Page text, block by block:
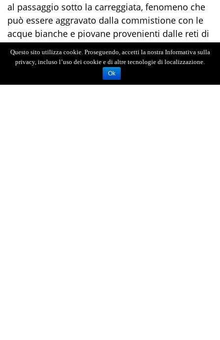
al passaggio sotto la carreggiata, fenomeno che
può essere aggravato dalla commistione con le
acque bianche e piovane provenienti dalle reti di
raccolta delle vie limitrofe.
Questo sito utilizza cookie. Proseguendo, accetti la nostra Informativa sulla
privacy, incluso l’uso dei cookie e di altre tecnologie di localizzazione.
Ok